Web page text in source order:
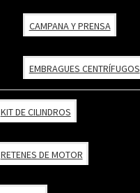
CAMPANA Y PRENSA
EMBRAGUES CENTRÍFUGOS
KIT DE CILINDROS
RETENES DE MOTOR